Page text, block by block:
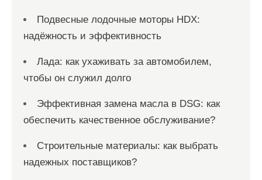
Подвесные лодочные моторы HDX:
надёжность и эффективность
Лада: как ухаживать за автомобилем,
чтобы он служил долго
Эффективная замена масла в DSG: как
обеспечить качественное обслуживание?
Строительные материалы: как выбрать
надежных поставщиков?